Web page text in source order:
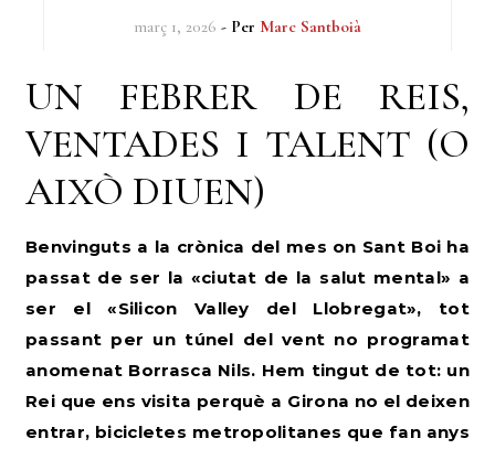
març 1, 2026 - Per Marc Santboià
UN FEBRER DE REIS,
VENTADES I TALENT (O
AIXÒ DIUEN)
Benvinguts a la crònica del mes on Sant Boi ha
passat de ser la «ciutat de la salut mental» a
ser el «Silicon Valley del Llobregat», tot
passant per un túnel del vent no programat
anomenat Borrasca Nils. Hem tingut de tot: un
Rei que ens visita perquè a Girona no el deixen
entrar, bicicletes metropolitanes que fan anys